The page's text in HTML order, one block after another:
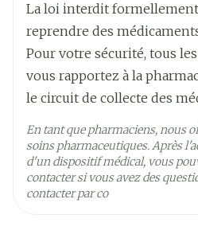
La loi interdit
reprendre des
Pour votre sécurité, tous
vous rapportez à la
le circuit de collecte des
En tant que pharmaciens, nous
soins pharmaceutiques. Après
d'un dispositif médical, vous
contacter si vous avez des
contacter par co